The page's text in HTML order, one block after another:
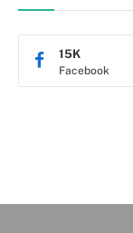
Facebook
15K